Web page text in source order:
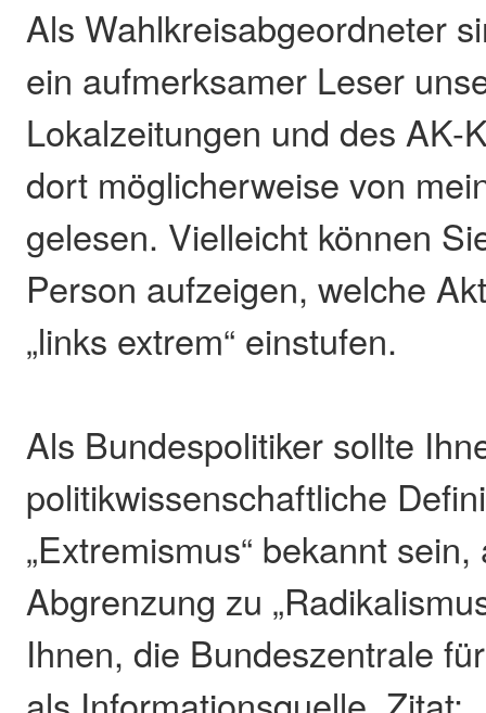
Als Wahlkreisabgeordneter
ein aufmerksamer Leser
Lokalzeitungen und des AK-
dort möglicherweise von
gelesen. Vielleicht können
Person aufzeigen, welche
„links extrem“ einstufen.
Als Bundespolitiker sollte
politikwissenschaftliche
„Extremismus“ bekannt
Abgrenzung zu
Ihnen, die Bundeszentrale